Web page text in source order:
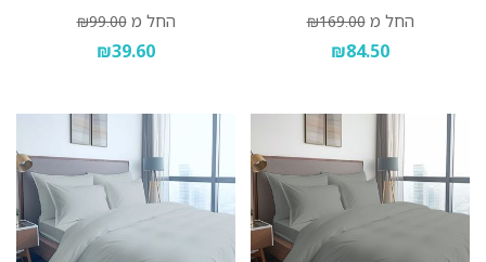
החל מ ₪169.00
₪84.50
החל מ ₪99.00
₪39.60